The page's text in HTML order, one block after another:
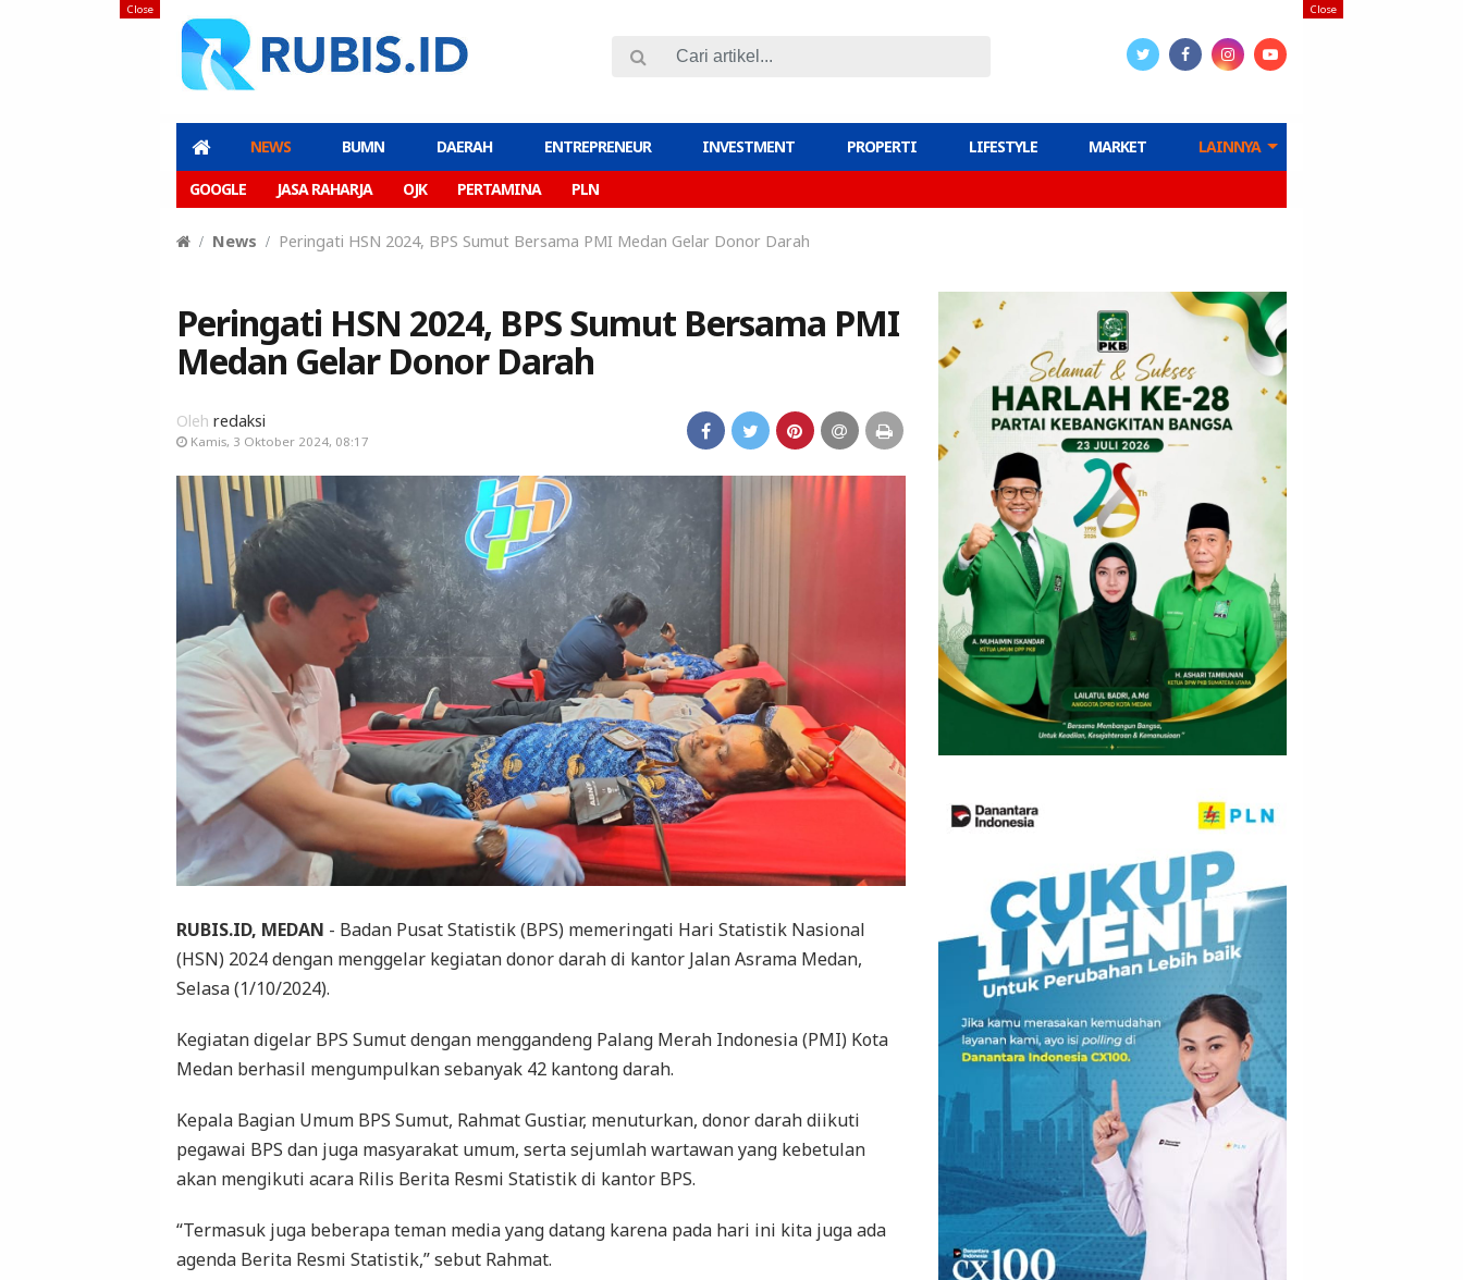
NEWS BUMN DAERAH ENTREPRENEUR INVESTMENT PROPERTI LIFESTYLE MARKET LAINNYA
GOOGLE JASA RAHARJA OJK PERTAMINA PLN
Close
Close
News Peringati HSN 2024, BPS Sumut Bersama PMI Medan Gelar Donor Darah
Peringati HSN 2024, BPS Sumut Bersama PMI
Medan Gelar Donor Darah
Oleh redaksi
Kamis, 3 Oktober 2024, 08:17
RUBIS.ID, MEDAN - Badan Pusat Statistik (BPS) memeringati Hari Statistik Nasional
(HSN) 2024 dengan menggelar kegiatan donor darah di kantor Jalan Asrama Medan,
Selasa (1/10/2024).
Kegiatan digelar BPS Sumut dengan menggandeng Palang Merah Indonesia (PMI) Kota
Medan berhasil mengumpulkan sebanyak 42 kantong darah.
Kepala Bagian Umum BPS Sumut, Rahmat Gustiar, menuturkan, donor darah diikuti
pegawai BPS dan juga masyarakat umum, serta sejumlah wartawan yang kebetulan
akan mengikuti acara Rilis Berita Resmi Statistik di kantor BPS.
“Termasuk juga beberapa teman media yang datang karena pada hari ini kita juga ada
agenda Berita Resmi Statistik,” sebut Rahmat.